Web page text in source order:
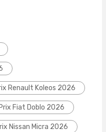
Renault Koleos 2026
Prix Fiat Doblo 2026
Nissan Micra 2026